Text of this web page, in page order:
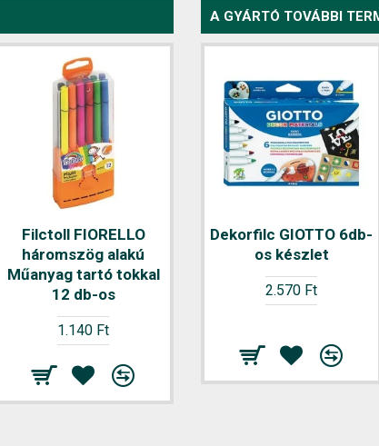
Filctoll FIORELLO
háromszög alakú
Műanyag tartó tokkal
12 db-os
1.140 Ft
Filctoll FIORELLO
Jumbo 12db-os
készlet
1.540 Ft
A GYÁRTÓ TOVÁBBI
Dekorfilc GIOTTO 6db-
os készlet
2.570 Ft